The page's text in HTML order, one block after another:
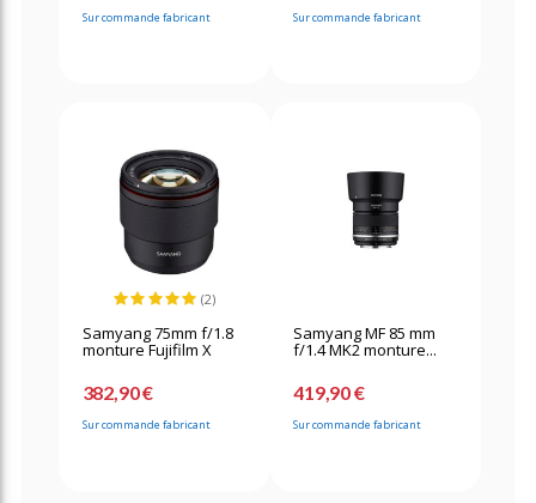
Sur commande fabricant Sur commande fabricant
(2)
Samyang 75mm f/1.8
monture Fujifilm X
382,90 €
Sur commande fabricant
Samyang MF 85 mm
f/1.4 MK2 monture...
419,90 €
Sur commande fabricant